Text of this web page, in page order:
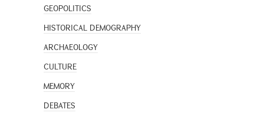
GEOPOLITICS
HISTORICAL DEMOGRAPHY
ARCHAEOLOGY
CULTURE
MEMORY
DEBATES